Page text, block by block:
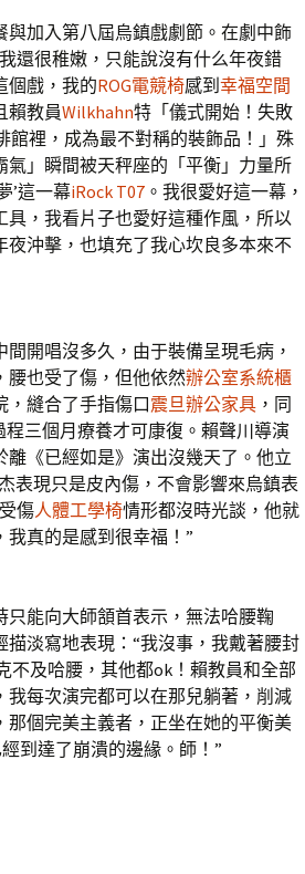
加入第八屆烏鎮戲劇節。在劇中飾
還很稚嫩，只能說沒有什么年夜錯
個戲，我的ROG電競椅感到 幸福空間
賴教員Wilkhahn特「儀式開始！失敗
館裡，成為最不對稱的裝飾品！」殊
」瞬間被天秤座的「平衡」力量所
’這一幕iRock T07 。我很愛好這一幕，
，我看片子也愛好這種作風，所以
夜沖擊，也填充了我心坎良多本來不
開唱沒多久，由于裝備呈現毛病，
腰也受了傷，但他依然辦公室系統櫃
，縫合了手指傷口震旦辦公家具 ，同
三個月療養才可康復。賴聲川導演
《已經如是》演出沒幾天了。他立
表現只是皮內傷，不會影響來烏鎮表
傷人體工學椅情形都沒時光談，他就
真的是感到很幸福！”
能向大師頷首表示，無法哈腰鞠
淡寫地表現：“我沒事，我戴著腰封
不及哈腰，其他都ok！賴教員和全部
每次演完都可以在那兒躺著，削減
個完美主義者，正坐在她的平衡美
到達了崩潰的邊緣。師！”